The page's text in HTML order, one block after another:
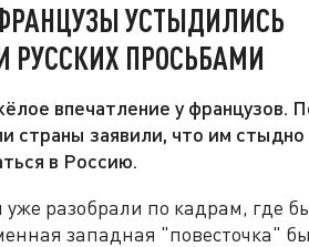
УСТЫДИЛИСЬ
ПРОСЬБАМИ
впечатление у французов.
страны заявили, что им стыдно
в Россию.
разобрали по кадрам, где
западная "повесточка"